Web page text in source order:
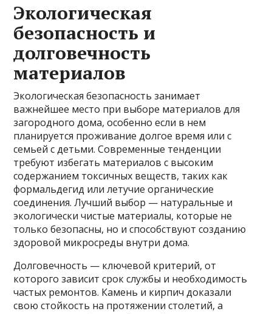
Экологическая
безопасность и
долговечность
материалов
Экологическая безопасность занимает
важнейшее место при выборе материалов для
загородного дома, особенно если в нем
планируется проживание долгое время или с
семьей с детьми. Современные тенденции
требуют избегать материалов с высоким
содержанием токсичных веществ, таких как
формальдегид или летучие органические
соединения. Лучший выбор — натуральные и
экологически чистые материалы, которые не
только безопасны, но и способствуют созданию
здоровой микросреды внутри дома.
Долговечность — ключевой критерий, от
которого зависит срок службы и необходимость
частых ремонтов. Камень и кирпич доказали
свою стойкость на протяжении столетий, а